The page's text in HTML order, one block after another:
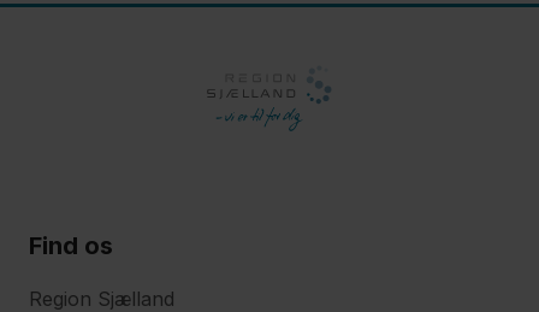
Find os
Region Sjælland